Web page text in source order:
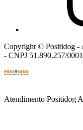
Copyright © Positidog -
- CNPJ 51.890.257/
Atendimento Positidog